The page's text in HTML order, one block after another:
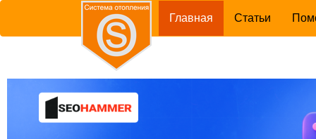
Главная (current)
Статьи